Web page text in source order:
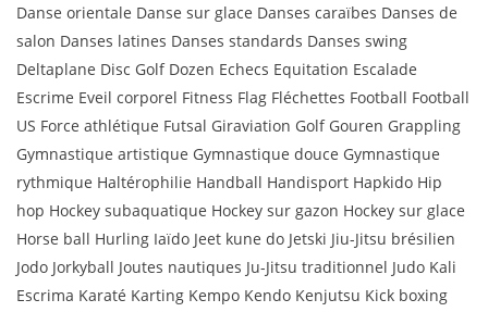
Danse orientale Danse sur glace Danses caraïbes Danses de
salon Danses latines Danses standards Danses swing
Deltaplane Disc Golf Dozen Echecs Equitation Escalade
Escrime Eveil corporel Fitness Flag Fléchettes Football Football
US Force athlétique Futsal Giraviation Golf Gouren Grappling
Gymnastique artistique Gymnastique douce Gymnastique
rythmique Haltérophilie Handball Handisport Hapkido Hip
hop Hockey subaquatique Hockey sur gazon Hockey sur glace
Horse ball Hurling Iaïdo Jeet kune do Jetski Jiu-Jitsu brésilien
Jodo Jorkyball Joutes nautiques Ju-Jitsu traditionnel Judo Kali
Escrima Karaté Karting Kempo Kendo Kenjutsu Kick boxing